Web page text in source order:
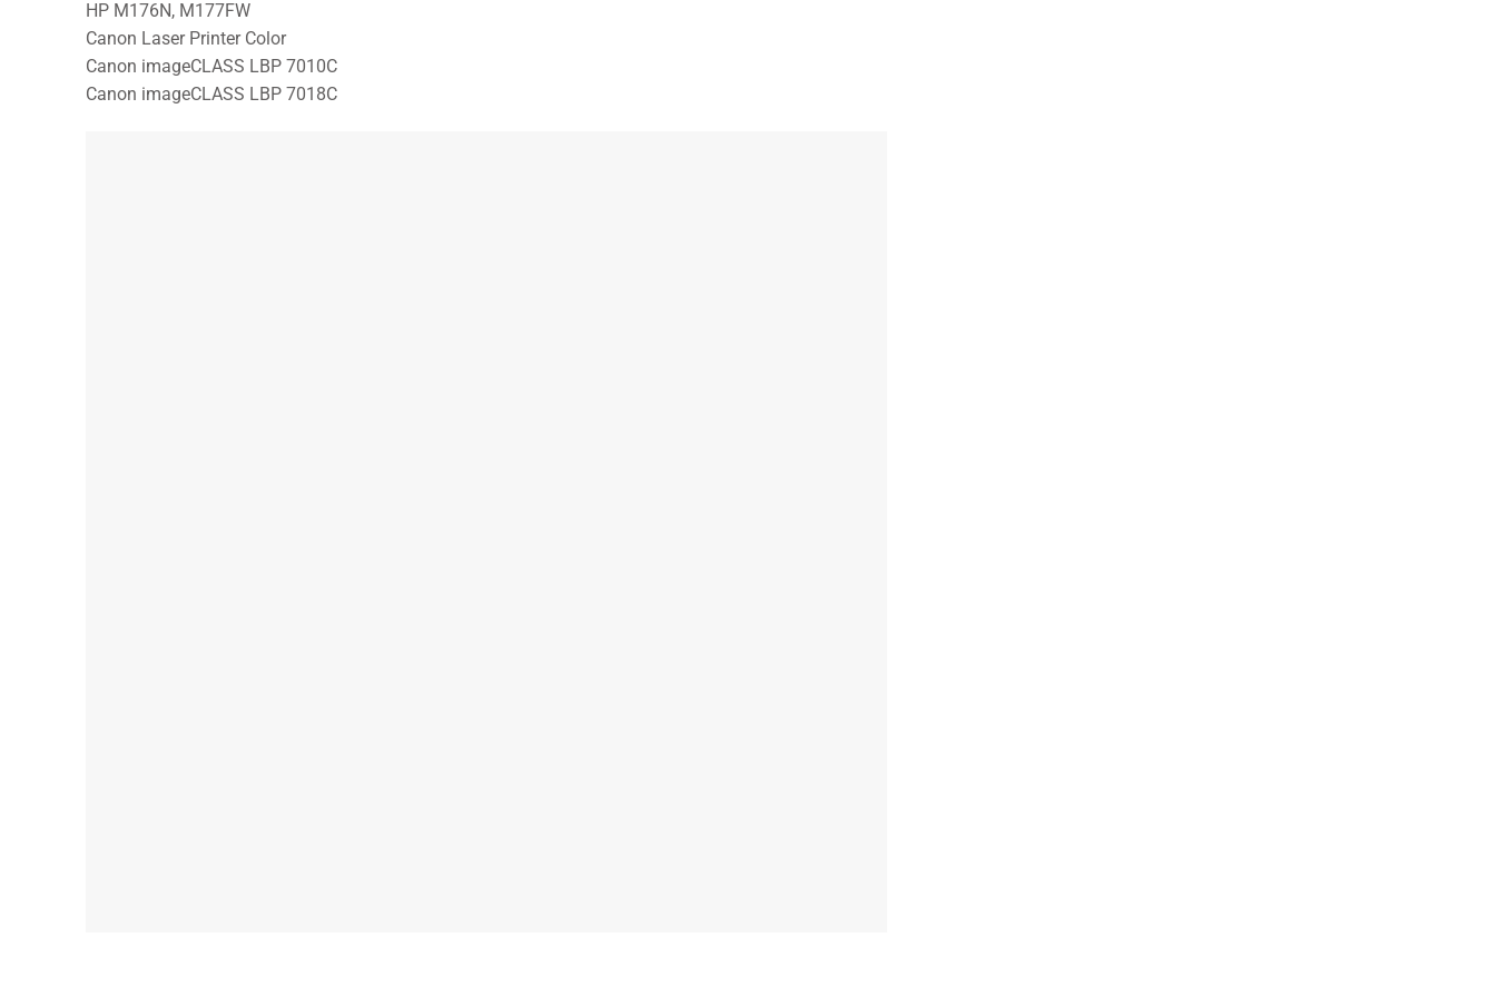
HP M176N, M177FW
Canon Laser Printer Color
Canon imageCLASS LBP 7010C
Canon imageCLASS LBP 7018C